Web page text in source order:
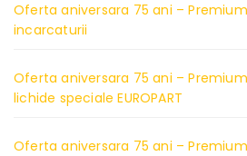
Oferta aniversara 75 ani –
incarcaturii
Oferta aniversara 75 ani –
lichide speciale EUROPART
Oferta aniversara 75 ani –